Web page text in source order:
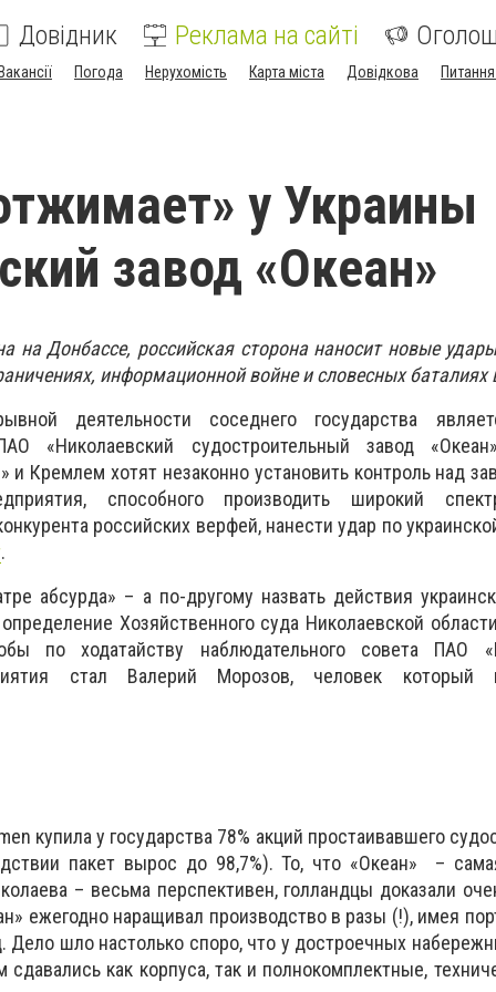
Довідник Реклама на сайті
Погода Нерухомість Карта міста Довідкова
у Украины
завод «Океан»
на Донбассе, российская сторона наносит новые
информационной войне и словесных
деятельности соседнего государства
«Николаевский судостроительный завод
и Кремлем хотят незаконно установить контроль над
способного производить широкий
российских верфей, нанести удар по
.
абсурда» – а по-другому назвать действия
Хозяйственного суда Николаевской
по ходатайству наблюдательного совета ПАО
стал Валерий Морозов, человек который
купила у государства 78% акций простаивавшего
пакет вырос до 98,7%). То, что «Океан» –
– весьма перспективен, голландцы доказали
ежегодно наращивал производство в разы (!), имея
Дело шло настолько споро, что у достроечных
сдавались как корпуса, так и полнокомплектные,